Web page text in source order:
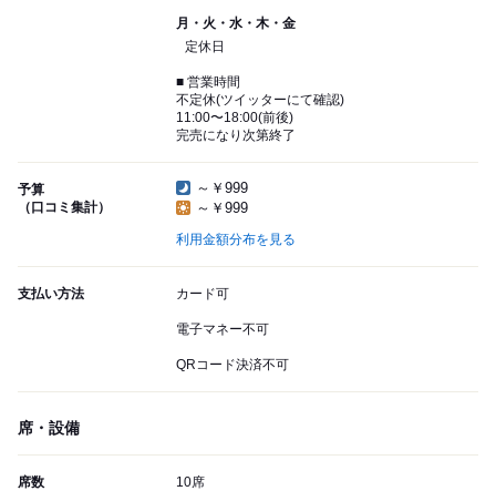
月・火・水・木・金
定休日
■ 営業時間
不定休(ツイッターにて確認)
11:00〜18:00(前後)
完売になり次第終了
予算
（口コミ集計）
～￥999
～￥999
利用金額分布を見る
支払い方法 カード可
電子マネー不可
QRコード決済不可
席・設備
席数 10席